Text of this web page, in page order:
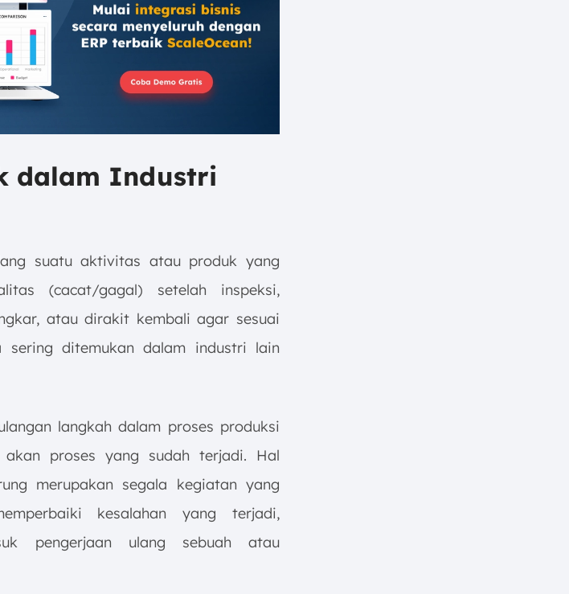
dalam Industri
suatu aktivitas atau produk yang
(cacat/gagal) setelah inspeksi,
atau dirakit kembali agar sesuai
ditemukan dalam industri lain
langkah dalam proses produksi
proses yang sudah terjadi. Hal
merupakan segala kegiatan yang
kesalahan yang terjadi,
pengerjaan ulang sebuah atau